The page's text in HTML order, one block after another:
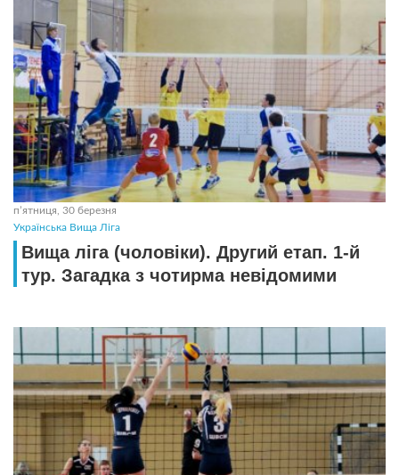
пʼятниця, 30 березня
Українська Вища Ліга
Вища ліга (чоловіки). Другий етап. 1-й
тур. Загадка з чотирма невідомими